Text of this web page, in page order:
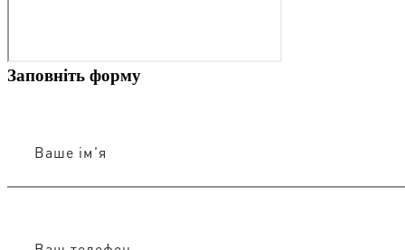
Заповніть форму